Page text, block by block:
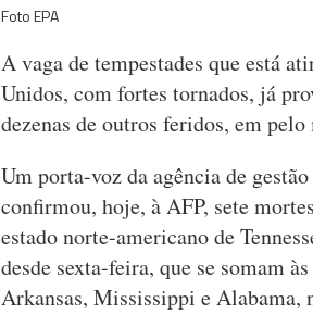
Foto EPA
A vaga de tempestades que está
Unidos, com fortes tornados, já
dezenas de outros feridos, em
Um porta-voz da agência de
confirmou, hoje, à AFP, sete
estado norte-americano de
desde sexta-feira, que se somam
Arkansas, Mississippi e